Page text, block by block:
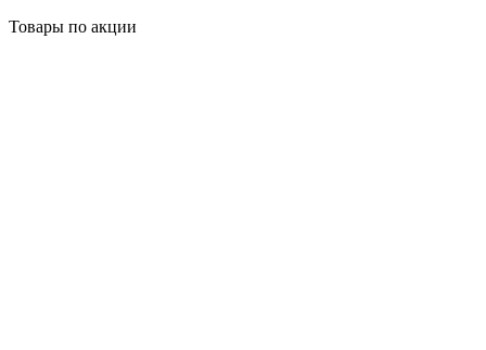
Товары по акции